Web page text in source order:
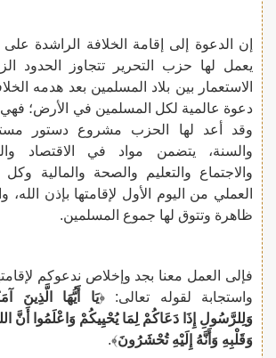
إن الدعوة إلى إقامة الخلافة الراشدة على
يعمل لها حزب التحرير تتجاوز الحدود
الاستعمار بين بلاد المسلمين بعد هدمه
دعوة عالمية لكل المسلمين في الأرض؛
وقد أعد لها الحزب مشروع دستور
والسنة، يتضمن مواد في الاقتصاد
والاجتماع والتعليم والصحة والمالية
العملي من اليوم الأول لإقامتها بإذن الله،
ظاهرة وتتوق لها جموع المسلمين.
فإلى العمل معنا بجد وإخلاص ندعوكم
واستجابة لقوله تعالى: ﴿يَا أَيُّهَا الَّذِينَ
وَلِلرَّسُولِ إِذَا دَعَاكُمْ لِمَا يُحْيِيكُمْ وَاعْلَمُوا أَنَّ
وَقَلْبِهِ وَأَنَّهُ إِلَيْهِ تُحْشَرُونَ﴾.